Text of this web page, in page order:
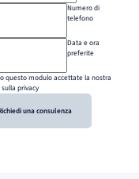
Numero di
telefono
Data e ora
preferite
questo modulo accettate la nostra
privacy
una consulenza